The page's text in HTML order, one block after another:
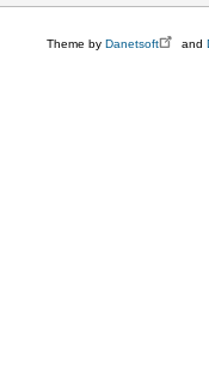
account
menu
Theme by Danetsoft and